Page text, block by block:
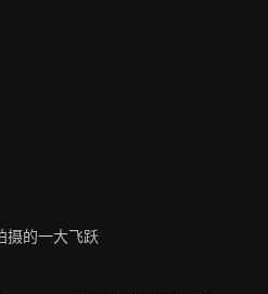
摄的一大飞跃